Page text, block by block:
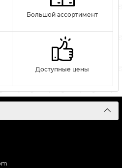
Большой ассортимент
Доступные цены